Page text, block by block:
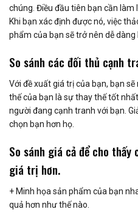
chúng. Điều đầu tiên bạn cần làm
Khi bạn xác định được nó, việc
phẩm của bạn sẽ trở nên dễ dàng
So sánh các đối thủ cạnh
Với đề xuất giá trị của bạn, bạn
thế của bạn là sự thay thế tốt
người đang cạnh tranh với bạn.
chọn bạn hơn họ.
So sánh giá cả để cho thấy
giá trị hơn.
+ Minh họa sản phẩm của bạn
quả hơn như thế nào.